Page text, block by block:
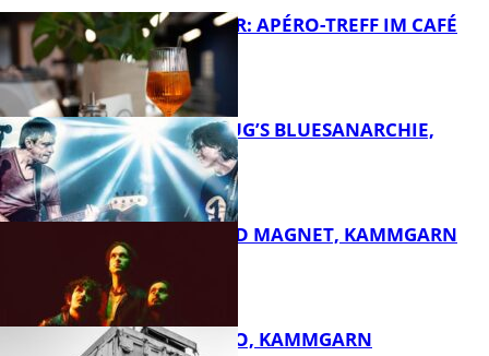
FB Kultur
HOT SUMMER: APÉRO-TREFF IM CAFÉ
LUMA
THOMAS BLUG’S BLUESANARCHIE,
KAMMGARN
DIRTY SOUND MAGNET, KAMMGARN
ROSE TATTOO, KAMMGARN